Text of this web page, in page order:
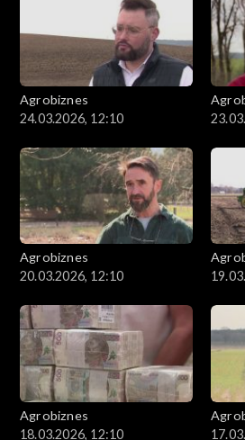
Agrobiznes
24.03.2026, 12:10
Agrobiznes
20.03.2026, 12:10
Agrobiznes
18.03.2026, 12:10